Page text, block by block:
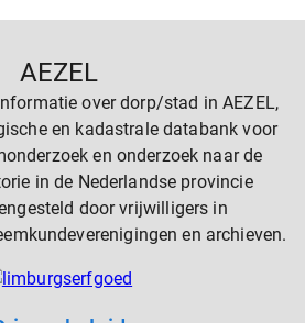
AEZEL
over dorp/stad in AEZEL,
en kadastrale databank voor
en onderzoek naar de
in de Nederlandse provincie
door vrijwilligers in
en archieven.